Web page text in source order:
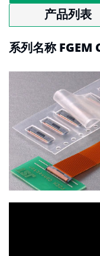
产品列表
系列名称 FGEM